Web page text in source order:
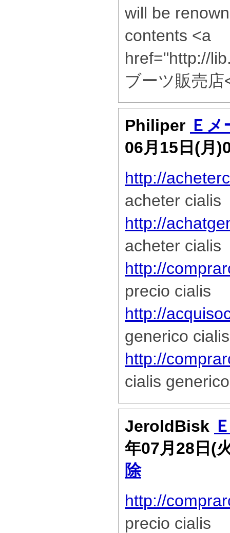
will be
contents <a
href="http://
ブーツ販売店
Philiper Ｅメ
06月15日(月
http://
acheter cialis
http://
acheter cialis
http://
precio cialis
http://
generico cialis
http://
cialis generico
JeroldBisk
年07月28日(
除
http://
precio cialis